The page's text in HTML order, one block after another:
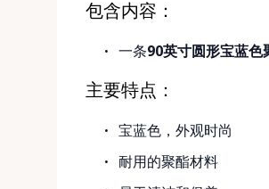
包含内容：
一条90英寸圆形宝蓝色
主要特点：
宝蓝色，外观时尚
耐用的聚酯材料